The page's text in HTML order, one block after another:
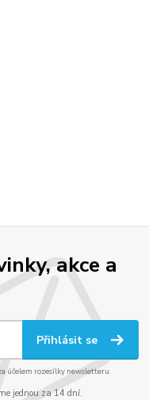
akce a
Přihlásit se
účelem rozesílky newsletteru.
jednou za 14 dní.